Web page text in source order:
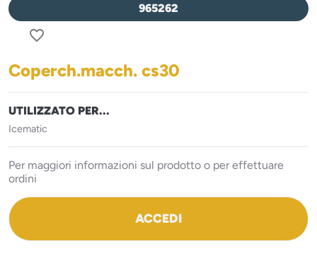
965262
favorite_border
Coperch.macch. cs30
UTILIZZATO PER...
Icematic
Per maggiori informazioni sul prodotto o per effettuare
ordini
ACCEDI